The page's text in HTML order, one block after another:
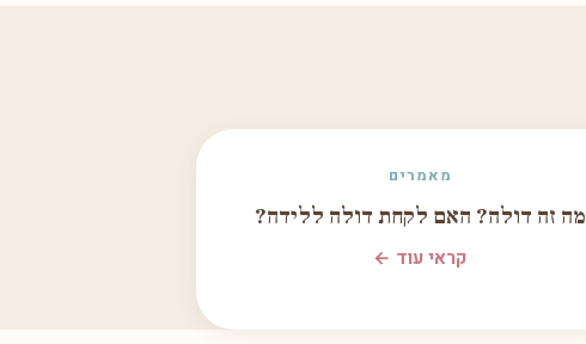
מאמרים
מה זה דולה? האם לקחת דולה ללידה?
קראי עוד ←